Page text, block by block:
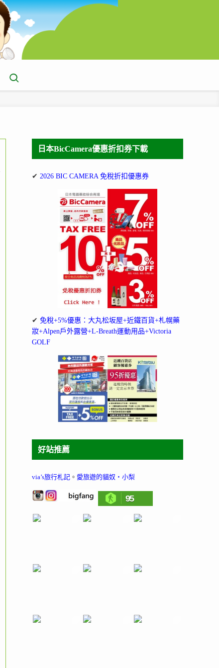
日本BicCamera優惠折扣券下載
✔ 2026 BIC CAMERA 免稅折扣優惠券
✔ 免稅+5%優惠：大丸松坂屋+近鐵百貨+札幌藥
妝+Alpen戶外露營+L-Breath運動用品+Victoria
GOLF
好站推薦
via’s旅行札記 。 愛旅遊的貓奴‧小梨
95